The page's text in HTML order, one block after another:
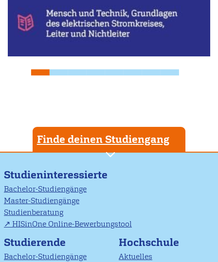
Finde deinen Studiengang
Studieninteressierte
Bachelor-Studiengänge
Master-Studiengänge
Studienberatung
HISinOne Online-Bewerbungstool
Studierende
Bachelor-Studiengänge
Hochschule
Aktuelles